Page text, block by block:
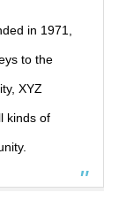
in 1971,
to the
XYZ
kinds of